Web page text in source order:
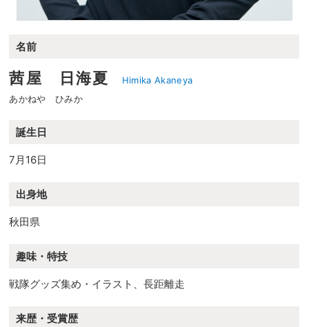
名前
茜屋 日海夏
Himika Akaneya
あかねや ひみか
誕生日
7月16日
出身地
秋田県
趣味・特技
戦隊グッズ集め・イラスト、長距離走
来歴・受賞歴